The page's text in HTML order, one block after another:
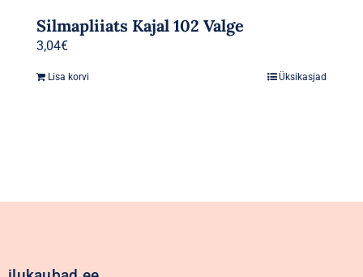
Silmapliiats Kajal 102 Valge
3,04€
Lisa korvi Üksikasjad